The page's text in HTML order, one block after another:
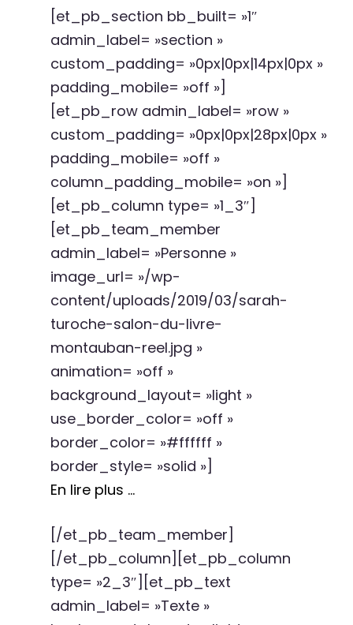
[et_pb_section bb_built= »1″
admin_label= »section »
custom_padding= »0px|0px|14px|0px »
padding_mobile= »off »]
[et_pb_row admin_label= »row »
custom_padding= »0px|0px|28px|0px »
padding_mobile= »off »
column_padding_mobile= »on »]
[et_pb_column type= »1_3″]
[et_pb_team_member
admin_label= »Personne »
image_url= »/wp-
content/uploads/2019/03/sarah-
turoche-salon-du-livre-
montauban-reel.jpg »
animation= »off »
background_layout= »light »
use_border_color= »off »
border_color= »#ffffff »
border_style= »solid »]
En lire plus …
[/et_pb_team_member]
[/et_pb_column][et_pb_column
type= »2_3″][et_pb_text
admin_label= »Texte »